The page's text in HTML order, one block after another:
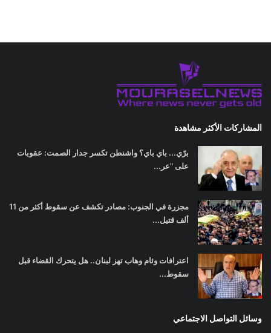
المشاركات الأكثر مشاهدة
برّي... باي باي؟ واشنطن تكسر جدار الصمت: عقوبات
على "عر...
مجزرة في الجنوب: مصادر تكشف عن سقوط أكثر من 11
ألف قتيل...
اعترافات وئام وهاب تهز لبنان.. هل يتحرك القضاء قبل
سقوط...
وسائل التواصل الاجتماعي